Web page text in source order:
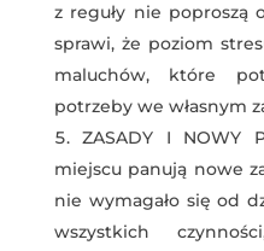
z reguły nie poproszą
sprawi, że poziom
maluchów, które
potrzeby we własnym
ZASADY I NOWY
miejscu panują nowe
nie wymagało się od
wszystkich